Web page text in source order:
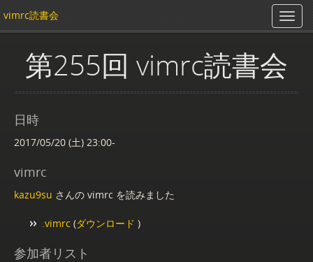
vimrc読書会
第255回 vimrc読書会
日時
2017/05/20 (土) 23:00-
vimrc
kazu9su さんの vimrc を読みました
.vimrc (ダウンロード )
参加者リスト